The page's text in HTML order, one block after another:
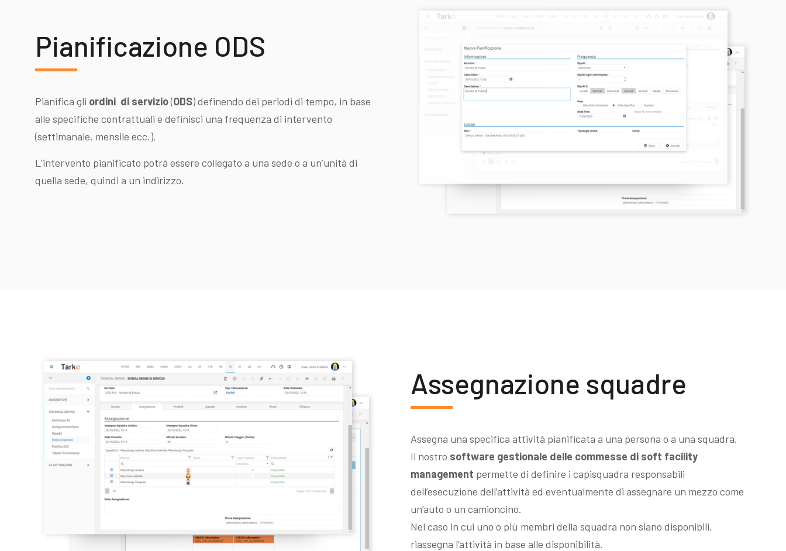
Pianificazione ODS
Pianifica gli ordini di servizio(ODS) definendo dei periodi di tempo, in base
alle specifiche contrattuali e definisci una frequenza di intervento
(settimanale, mensile ecc.).
L’intervento pianificato potrà essere collegato a una sede o a un’unità di
quella sede, quindi a un indirizzo.
Assegnazione squadre
Assegna una specifica attività pianificata a una persona o a una squadra.
Il nostro software gestionale delle commesse di soft facility
management permette di definire i capisquadra responsabili
dell’esecuzione dell’attività ed eventualmente di assegnare un mezzo come
un’auto o un camioncino.
Nel caso in cui uno o più membri della squadra non siano disponibili,
riassegna l’attività in base alle disponibilità.